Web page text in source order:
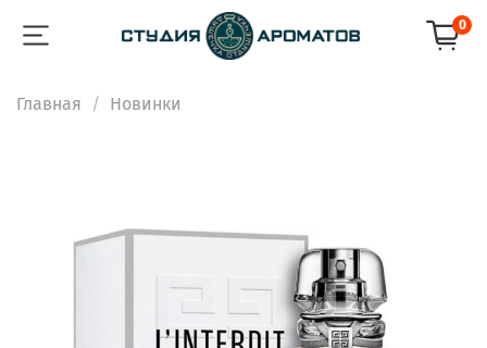
0
Главная Новинки